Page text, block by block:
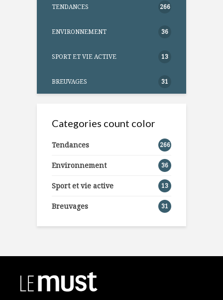
TENDANCES 266
ENVIRONNEMENT 36
SPORT ET VIE ACTIVE 13
BREUVAGES 31
Categories count color
Tendances 266
Environnement 36
Sport et vie active 13
Breuvages 31